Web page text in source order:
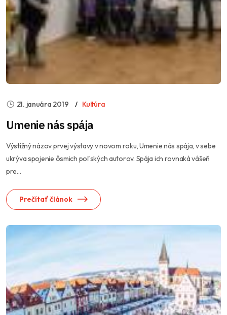
21. januára 2019 Kultúra
Umenie nás spája
Výstižný názov prvej výstavy v novom roku, Umenie nás spája, v sebe
ukrýva spojenie ôsmich poľských autorov. Spája ich rovnaká vášeň
pre...
Prečítať článok